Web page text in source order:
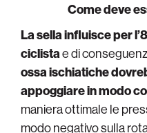
Come deve
La sellainfluisce per
ciclistae di
ossa ischiatiche
appoggiare in modo
maniera ottimale le
modo negativo sulla